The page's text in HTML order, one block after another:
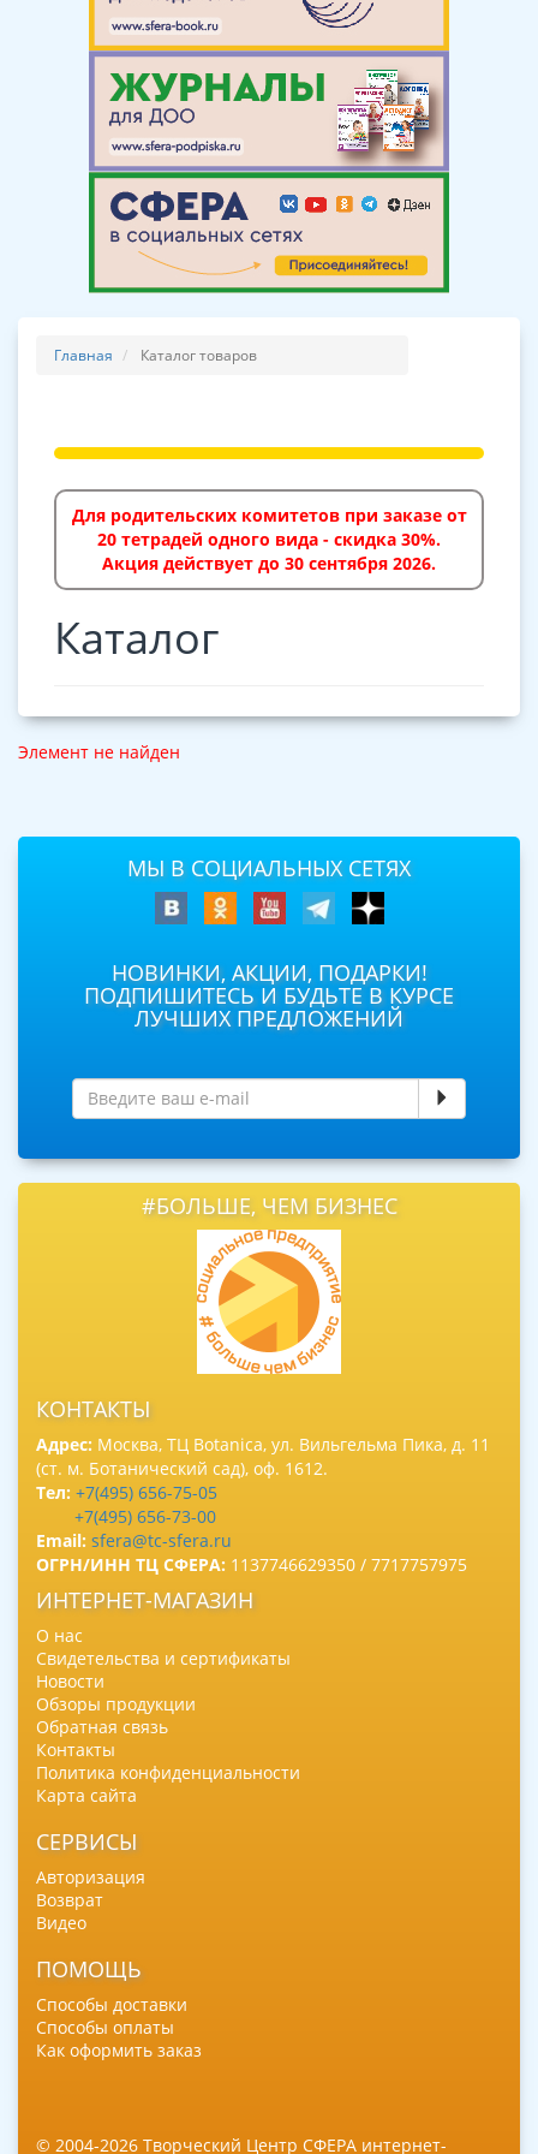
Главная Каталог товаров
Для родительских комитетов при заказе от
20 тетрадей одного вида - скидка 30%.
Акция действует до 30 сентября 2026.
Каталог
Элемент не найден
МЫ В СОЦИАЛЬНЫХ СЕТЯХ
НОВИНКИ, АКЦИИ, ПОДАРКИ!
ПОДПИШИТЕСЬ И БУДЬТЕ В КУРСЕ
ЛУЧШИХ ПРЕДЛОЖЕНИЙ
#БОЛЬШЕ, ЧЕМ БИЗНЕС
КОНТАКТЫ
Адрес: Москва, ТЦ Botanica, ул. Вильгельма Пика, д. 11
(ст. м. Ботанический сад), оф. 1612.
Тел: +7(495) 656-75-05
+7(495) 656-73-00
Email: sfera@tc-sfera.ru
ОГРН/ИНН ТЦ СФЕРА: 1137746629350 / 7717757975
ИНТЕРНЕТ-МАГАЗИН
О нас
Свидетельства и сертификаты
Новости
Обзоры продукции
Обратная связь
Контакты
Политика конфиденциальности
Карта сайта
СЕРВИСЫ
Авторизация
Возврат
Видео
ПОМОЩЬ
Способы доставки
Способы оплаты
Как оформить заказ
© 2004-2026 Творческий Центр СФЕРА интернет-